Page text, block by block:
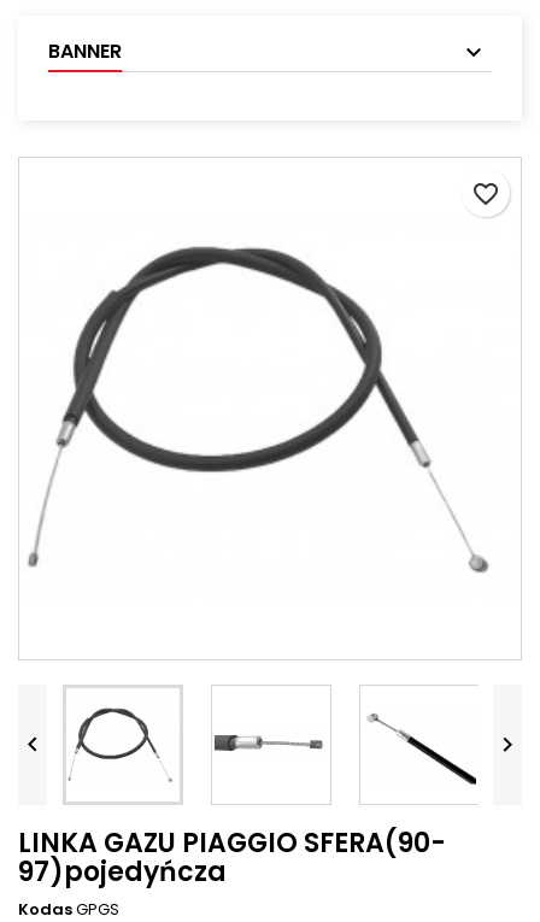
BANNER
favorite_border
 
 
LINKA GAZU PIAGGIO SFERA(90-
97)pojedyńcza
KodasGPGS